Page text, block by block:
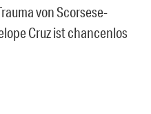
von Scorsese-
Cruz ist chancenlos